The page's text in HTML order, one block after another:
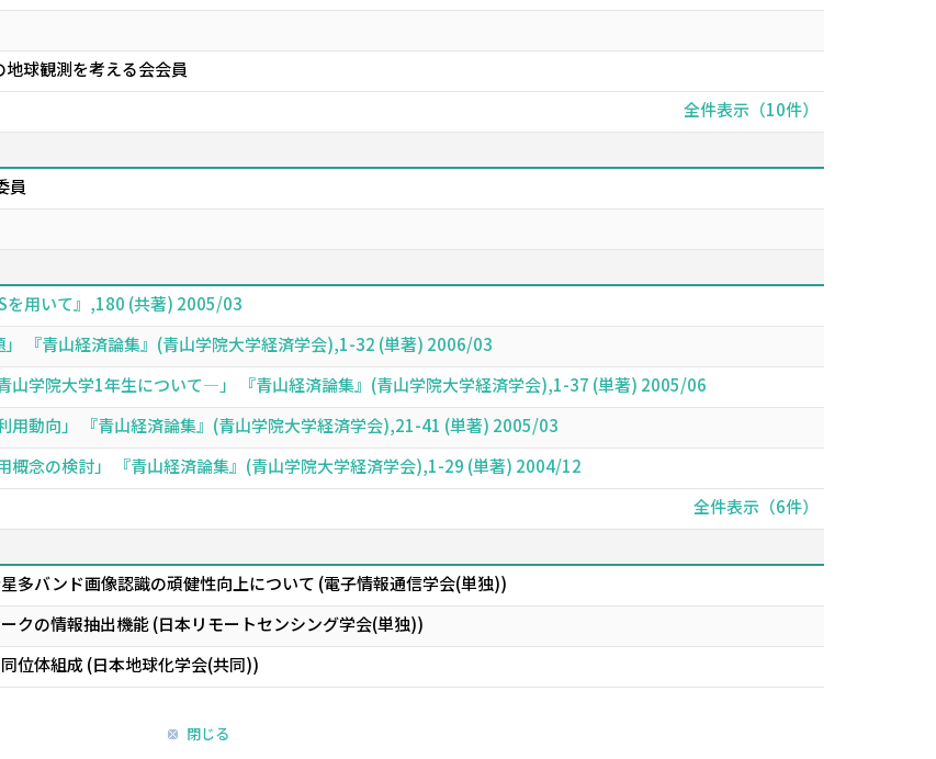
球観測を考える会会員
全件表示（10件）
員
を用いて』,180 (共著) 2005/03
」 『青山経済論集』(青山学院大学経済学会),1-32 (単著) 2006/03
山学院大学1年生について―」 『青山経済論集』(青山学院大学経済学会),1-37 (単著) 2005/06
用動向」 『青山経済論集』(青山学院大学経済学会),21-41 (単著) 2005/03
概念の検討」 『青山経済論集』(青山学院大学経済学会),1-29 (単著) 2004/12
全件表示（6件）
多バンド画像認識の頑健性向上について (電子情報通信学会(単独))
クの情報抽出機能 (日本リモートセンシング学会(単独))
位体組成 (日本地球化学会(共同))
閉じる